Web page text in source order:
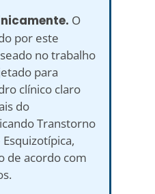
O
por este
no trabalho
para
clínico claro
do
Transtorno
de acordo com